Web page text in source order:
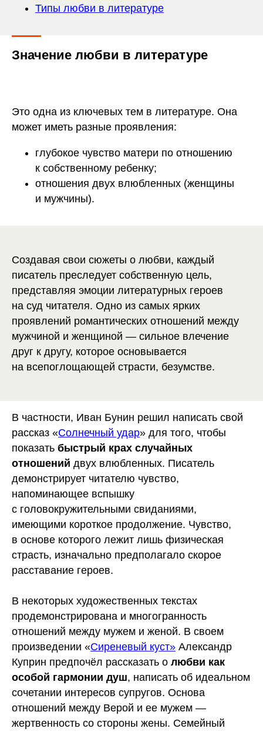
Типы любви в литературе
Значение любви в литературе
Это одна из ключевых тем в литературе. Она
может иметь разные проявления:
глубокое чувство матери по отношению
к собственному ребенку;
отношения двух влюбленных (женщины
и мужчины).
Создавая свои сюжеты о любви, каждый
писатель преследует собственную цель,
представляя эмоции литературных героев
на суд читателя. Одно из самых ярких
проявлений романтических отношений между
мужчиной и женщиной — сильное влечение
друг к другу, которое основывается
на всепоглощающей страсти, безумстве.
В частности, Иван Бунин решил написать свой
рассказ «Солнечный удар» для того, чтобы
показать быстрый крах случайных
отношений двух влюбленных. Писатель
демонстрирует читателю чувство,
напоминающее вспышку
с головокружительными свиданиями,
имеющими короткое продолжение. Чувство,
в основе которого лежит лишь физическая
страсть, изначально предполагало скорое
расставание героев.
В некоторых художественных текстах
продемонстрирована и многогранность
отношений между мужем и женой. В своем
произведении «Сиреневый куст» Александр
Куприн предпочёл рассказать о любви как
особой гармонии душ, написать об идеальном
сочетании интересов супругов. Основа
отношений между Верой и ее мужем —
жертвенность со стороны жены. Семейный